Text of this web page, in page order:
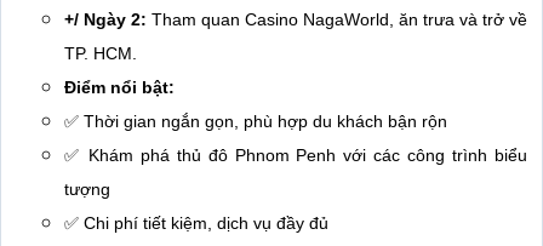
+/ Ngày 2: Tham quan Casino NagaWorld, ăn trưa và trở về
TP. HCM.
Điểm nổi bật:
✅ Thời gian ngắn gọn, phù hợp du khách bận rộn
✅ Khám phá thủ đô Phnom Penh với các công trình biểu
tượng
✅ Chi phí tiết kiệm, dịch vụ đầy đủ